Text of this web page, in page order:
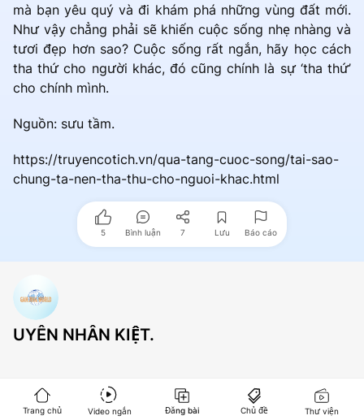
mà bạn yêu quý và đi khám phá những vùng đất mới.
Như vậy chẳng phải sẽ khiến cuộc sống nhẹ nhàng và
tươi đẹp hơn sao? Cuộc sống rất ngắn, hãy học cách
tha thứ cho người khác, đó cũng chính là sự ‘tha thứ’
cho chính mình.
Nguồn: sưu tầm.
https://truyencotich.vn/qua-tang-cuoc-song/tai-sao-
chung-ta-nen-tha-thu-cho-nguoi-khac.html
5 Bình luận 7 Lưu Báo cáo
UYÊN NHÂN KIỆT.
Trang chủ Video ngắn Đăng bài Chủ đề Thư viện